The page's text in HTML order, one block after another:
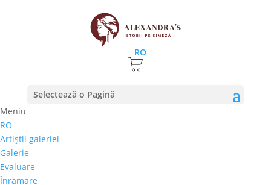
RO
Selectează o Pagină
Meniu
RO
Artiştii galeriei
Galerie
Evaluare
Înrămare
Prima pagină⚊Magazin
Preţ orientativ
Autor
Perioada